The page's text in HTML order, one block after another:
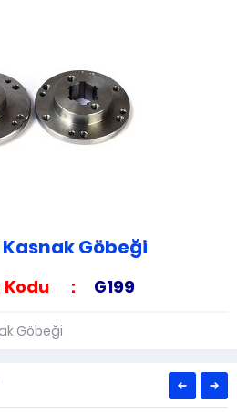
Kasnak Göbeği
Kodu : G199
Göbeği